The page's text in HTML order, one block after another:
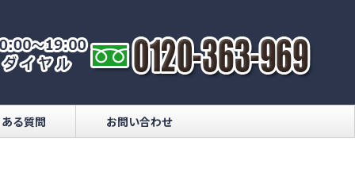
る質問 お問い合わせ